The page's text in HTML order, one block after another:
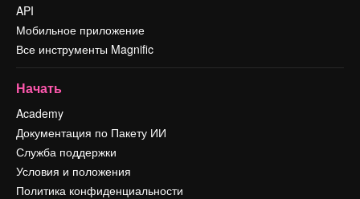
API
Мобильное приложение
Все инструменты Magnific
Начать
Academy
Документация по Пакету ИИ
Служба поддержки
Условия и положения
Политика конфиденциальности